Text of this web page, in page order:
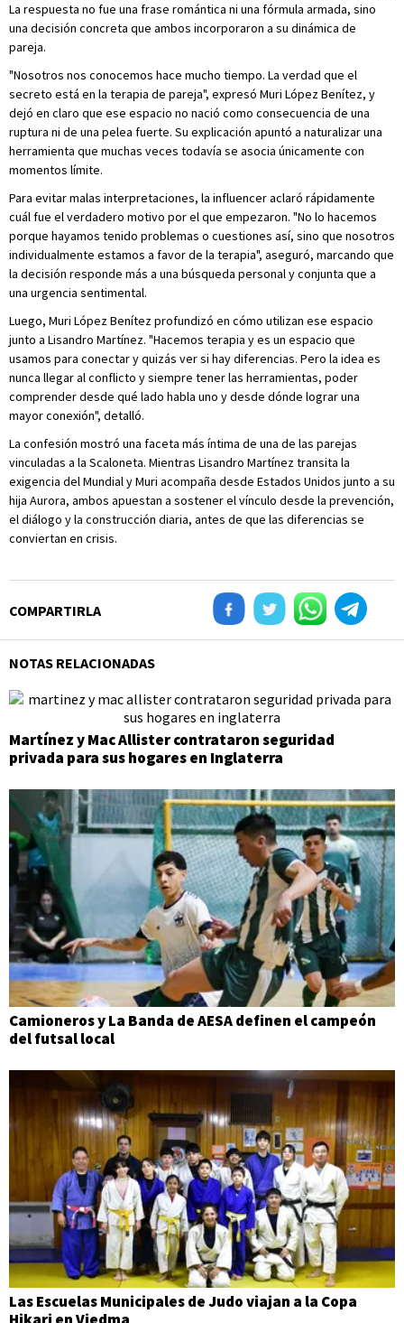
La respuesta no fue una frase romántica ni una fórmula armada, sino
una decisión concreta que ambos incorporaron a su dinámica de
pareja.
"Nosotros nos conocemos hace mucho tiempo. La verdad que el
secreto está en la terapia de pareja", expresó Muri López Benítez, y
dejó en claro que ese espacio no nació como consecuencia de una
ruptura ni de una pelea fuerte. Su explicación apuntó a naturalizar una
herramienta que muchas veces todavía se asocia únicamente con
momentos límite.
Para evitar malas interpretaciones, la influencer aclaró rápidamente
cuál fue el verdadero motivo por el que empezaron. "No lo hacemos
porque hayamos tenido problemas o cuestiones así, sino que nosotros
individualmente estamos a favor de la terapia", aseguró, marcando que
la decisión responde más a una búsqueda personal y conjunta que a
una urgencia sentimental.
Luego, Muri López Benítez profundizó en cómo utilizan ese espacio
junto a Lisandro Martínez. "Hacemos terapia y es un espacio que
usamos para conectar y quizás ver si hay diferencias. Pero la idea es
nunca llegar al conflicto y siempre tener las herramientas, poder
comprender desde qué lado habla uno y desde dónde lograr una
mayor conexión", detalló.
La confesión mostró una faceta más íntima de una de las parejas
vinculadas a la Scaloneta. Mientras Lisandro Martínez transita la
exigencia del Mundial y Muri acompaña desde Estados Unidos junto a su
hija Aurora, ambos apuestan a sostener el vínculo desde la prevención,
el diálogo y la construcción diaria, antes de que las diferencias se
conviertan en crisis.
COMPARTIRLA
NOTAS RELACIONADAS
Martínez y Mac Allister contrataron seguridad
privada para sus hogares en Inglaterra
Camioneros y La Banda de AESA definen el campeón
del futsal local
Las Escuelas Municipales de Judo viajan a la Copa